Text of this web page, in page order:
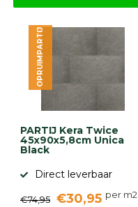
PARTIJ Kera Twice
45x90x5,8cm Unica
Black
Direct leverbaar
€74,95 €30,95 per m2
OPRUIMPARTIJ